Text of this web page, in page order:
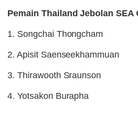
Pemain Thailand Jebolan SEA
1. Songchai Thongcham
2. Apisit Saenseekhammuan
3. Thirawooth Sraunson
4. Yotsakon Burapha